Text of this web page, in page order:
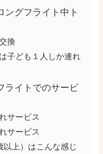
ングフライト中ト
換
子ども１人しか連れ
ライトでのサービ
サービス
サービス
上）はこんな感じ